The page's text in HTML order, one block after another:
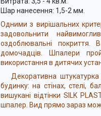
Шар нанесення: 1,5-2 мм.
Одними з вирішальних
задовольнити
оздоблювальні
домочадців. Шпалери
використання в дитячих
Декоративна штукатурка
будинку: на стінах, стелі,
вишукані відтінки SILK
шпалер. Вид прямо зараз